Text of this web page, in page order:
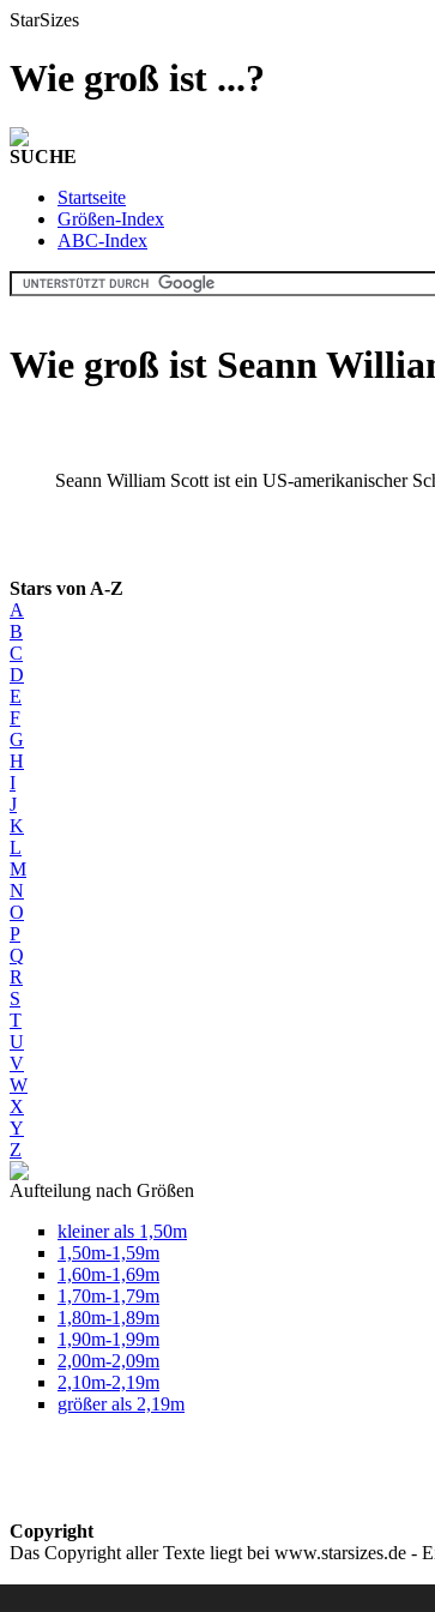
StarSizes
Wie groß ist ...?
SUCHE
Startseite
Größen-Index
ABC-Index
Wie groß ist Seann
Seann William Scott ist ein US-amerikanischer
Stars von A-Z
A
B
C
D
E
F
G
H
I
J
K
L
M
N
O
P
Q
R
S
T
U
V
W
X
Y
Z
Aufteilung nach Größen
kleiner als 1,50m
1,50m-1,59m
1,60m-1,69m
1,70m-1,79m
1,80m-1,89m
1,90m-1,99m
2,00m-2,09m
2,10m-2,19m
größer als 2,19m
Copyright
Das Copyright aller Texte liegt bei www.starsizes.de -